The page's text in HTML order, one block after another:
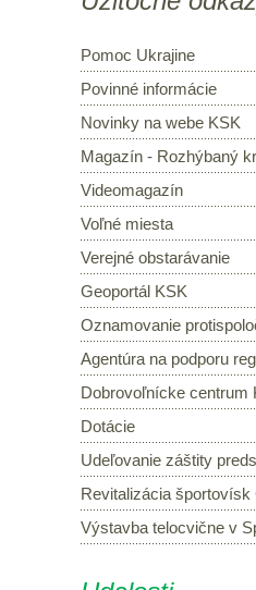
Pomoc Ukrajine
Povinné informácie
Novinky na webe KSK
Magazín - Rozhýbaný
Videomagazín
Voľné miesta
Verejné obstarávanie
Geoportál KSK
Oznamovanie
Agentúra na podporu
Dobrovoľnícke centrum
Dotácie
Udeľovanie záštity
Revitalizácia športovísk
Výstavba telocvične v